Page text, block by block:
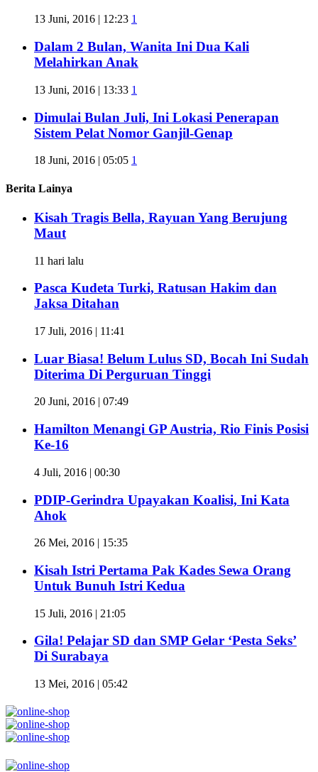
13 Juni, 2016 | 12:23 1
Dalam 2 Bulan, Wanita Ini Dua Kali
Melahirkan Anak
13 Juni, 2016 | 13:33 1
Dimulai Bulan Juli, Ini Lokasi Penerapan
Sistem Pelat Nomor Ganjil-Genap
18 Juni, 2016 | 05:05 1
Berita Lainya
Kisah Tragis Bella, Rayuan Yang Berujung
Maut
11 hari lalu
Pasca Kudeta Turki, Ratusan Hakim dan
Jaksa Ditahan
17 Juli, 2016 | 11:41
Luar Biasa! Belum Lulus SD, Bocah Ini Sudah
Diterima Di Perguruan Tinggi
20 Juni, 2016 | 07:49
Hamilton Menangi GP Austria, Rio Finis Posisi
Ke-16
4 Juli, 2016 | 00:30
PDIP-Gerindra Upayakan Koalisi, Ini Kata
Ahok
26 Mei, 2016 | 15:35
Kisah Istri Pertama Pak Kades Sewa Orang
Untuk Bunuh Istri Kedua
15 Juli, 2016 | 21:05
Gila! Pelajar SD dan SMP Gelar ‘Pesta Seks’
Di Surabaya
13 Mei, 2016 | 05:42